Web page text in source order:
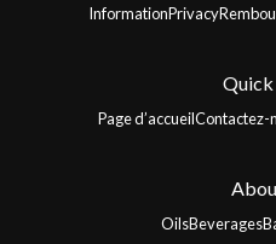
InformationPrivacy
Quick
Page d’accueilContactez-
OilsBeverages